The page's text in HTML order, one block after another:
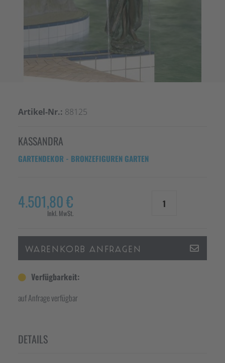
DETAILS
Artikel-Nr.: 88125
KASSANDRA
GARTENDEKOR - BRONZEFIGUREN GARTEN
4.501,80 €
Inkl. MwSt.
1
WARENKORB ANFRAGEN
Verfügbarkeit:
auf Anfrage verfügbar